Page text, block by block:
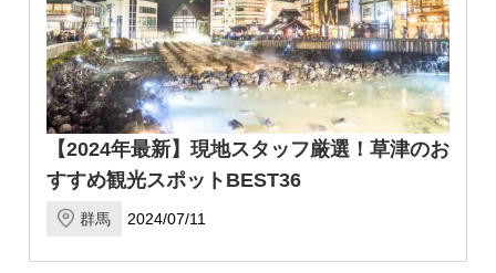
【2024年最新】現地スタッフ厳選！草津のお
すすめ観光スポットBEST36
群馬 2024/07/11